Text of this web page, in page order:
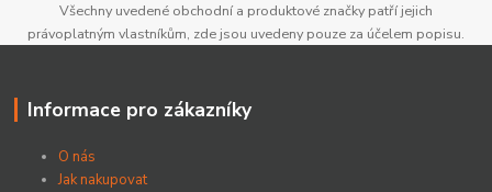
Všechny uvedené obchodní a produktové značky patří jejich
právoplatným vlastníkům, zde jsou uvedeny pouze za účelem popisu.
Informace pro zákazníky
O nás
Jak nakupovat